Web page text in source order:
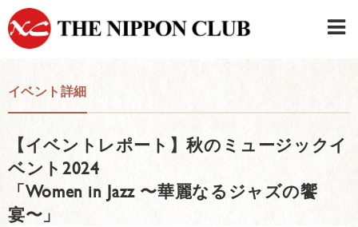
イベント詳細
【イベントレポート】秋のミュージックイ
ベント2024
「Women in Jazz 〜華麗なるジャズの饗
宴〜」
日本クラブメンバーログイン
連絡先・駐車場
はじめてご利用の方はこちら
›